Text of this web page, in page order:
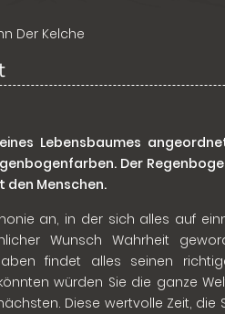
Der Kelche
Lebensbaumes
Der
den Menschen.
an, in der sich alles auf
Wunsch Wahrheit
findet alles seinen
würden Sie die ganze
Diese wertvolle Zeit, die